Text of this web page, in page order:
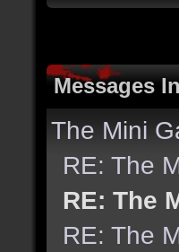
Messages
The Mini
RE: The
RE: The
RE: The